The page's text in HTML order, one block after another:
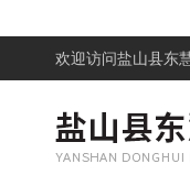
欢迎访问盐山县东